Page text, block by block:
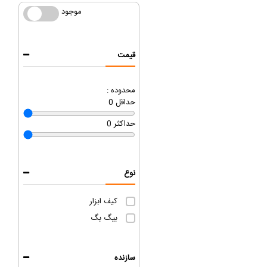
موجود موجود
قیمت
محدوده :
0 حداقل
0 حداکثر
نوع
کیف ابزار
بیگ بگ
سازنده